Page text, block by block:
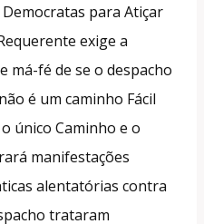
para Atiçar
exige a
má-fé de se o despacho
é um caminho Fácil
único Caminho e o
manifestações
alentatórias contra
trataram